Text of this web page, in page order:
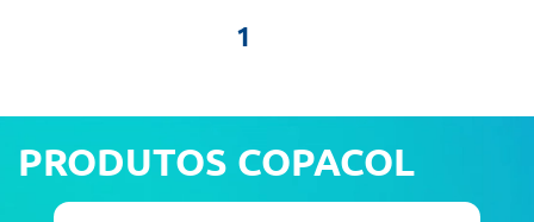
1
PRODUTOS COPACOL